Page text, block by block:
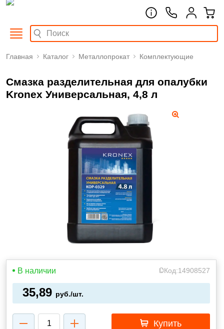
Главная Каталог Металлопрокат Комплектующие
Смазка разделительная для опалубки
Kronex Универсальная, 4,8 л
В наличии Код:14908527
35,89 руб./шт.
Купить